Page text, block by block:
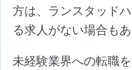
方は、ランスタッド
る求人がない場合もあ
未経験業界への転職